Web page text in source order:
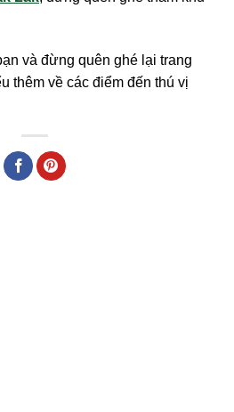
và đừng quên ghé lại trang
thêm về các điểm đến thú vị